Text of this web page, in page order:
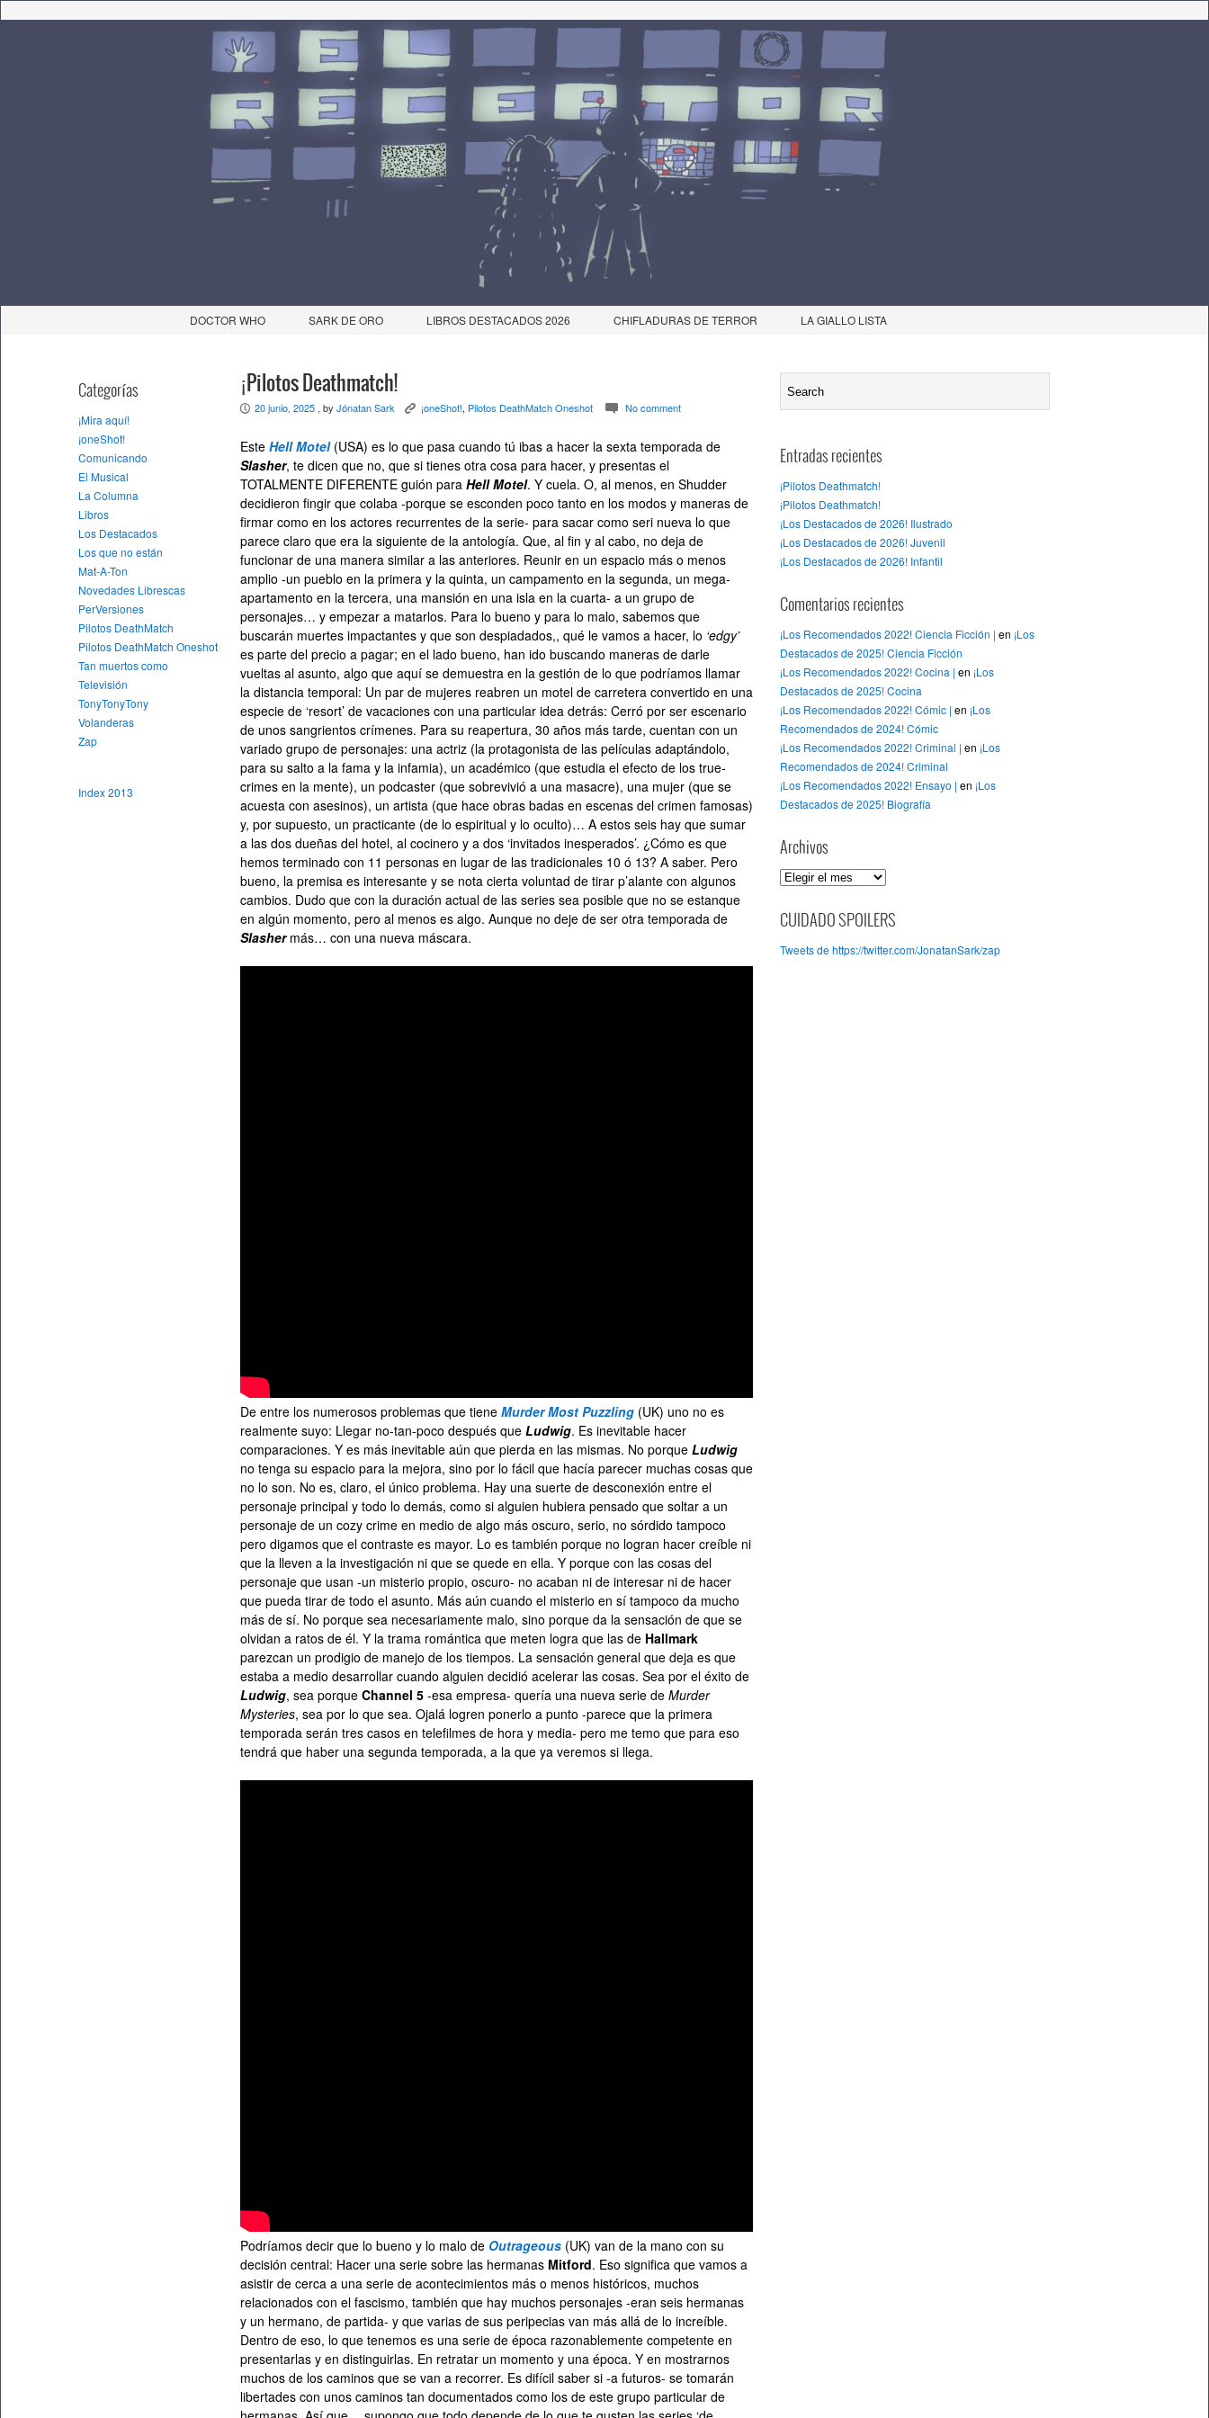
DOCTOR WHO SARK DE ORO LIBROS DESTACADOS 2026 CHIFLADURAS DE TERROR LA GIALLO LISTA
Categorías
¡Mira aquí!
¡oneShot!
Comunicando
El Musical
La Columna
Libros
Los Destacados
Los que no están
Mat-A-Ton
Novedades Librescas
PerVersiones
Pilotos DeathMatch
Pilotos DeathMatch Oneshot
Tan muertos como
Televisión
TonyTonyTony
Volanderas
Zap
Index 2013
¡Pilotos Deathmatch!
P 20 junio, 2025 , by Jónatan Sark K ¡oneShot!, Pilotos DeathMatch Oneshot c No comment
Este Hell Motel(USA) es lo que pasa cuando tú ibas a hacer la sexta temporada de
Slasher, te dicen que no, que si tienes otra cosa para hacer, y presentas el
TOTALMENTE DIFERENTE guión para Hell Motel. Y cuela. O, al menos, en Shudder
decidieron fingir que colaba -porque se esconden poco tanto en los modos y maneras de
firmar como en los actores recurrentes de la serie- para sacar como seri nueva lo que
parece claro que era la siguiente de la antología. Que, al fin y al cabo, no deja de
funcionar de una manera similar a las anteriores. Reunir en un espacio más o menos
amplio -un pueblo en la primera y la quinta, un campamento en la segunda, un mega-
apartamento en la tercera, una mansión en una isla en la cuarta- a un grupo de
personajes… y empezar a matarlos. Para lo bueno y para lo malo, sabemos que
buscarán muertes impactantes y que son despiadados,, qué le vamos a hacer, lo ‘edgy’
es parte del precio a pagar; en el lado bueno, han ido buscando maneras de darle
vueltas al asunto, algo que aquí se demuestra en la gestión de lo que podríamos llamar
la distancia temporal: Un par de mujeres reabren un motel de carretera convertido en una
especie de ‘resort’ de vacaciones con una particular idea detrás: Cerró por ser escenario
de unos sangrientos crímenes. Para su reapertura, 30 años más tarde, cuentan con un
variado grupo de personajes: una actriz (la protagonista de las películas adaptándolo,
para su salto a la fama y la infamia), un académico (que estudia el efecto de los true-
crimes en la mente), un podcaster (que sobrevivió a una masacre), una mujer (que se
acuesta con asesinos), un artista (que hace obras badas en escenas del crimen famosas)
y, por supuesto, un practicante (de lo espiritual y lo oculto)… A estos seis hay que sumar
a las dos dueñas del hotel, al cocinero y a dos ‘invitados inesperados’. ¿Cómo es que
hemos terminado con 11 personas en lugar de las tradicionales 10 ó 13? A saber. Pero
bueno, la premisa es interesante y se nota cierta voluntad de tirar p’alante con algunos
cambios. Dudo que con la duración actual de las series sea posible que no se estanque
en algún momento, pero al menos es algo. Aunque no deje de ser otra temporada de
Slasher más… con una nueva máscara.
De entre los numerosos problemas que tiene Murder Most Puzzling (UK) uno no es
realmente suyo: Llegar no-tan-poco después que Ludwig. Es inevitable hacer
comparaciones. Y es más inevitable aún que pierda en las mismas. No porque Ludwig
no tenga su espacio para la mejora, sino por lo fácil que hacía parecer muchas cosas que
no lo son. No es, claro, el único problema. Hay una suerte de desconexión entre el
personaje principal y todo lo demás, como si alguien hubiera pensado que soltar a un
personaje de un cozy crime en medio de algo más oscuro, serio, no sórdido tampoco
pero digamos que el contraste es mayor. Lo es también porque no logran hacer creíble ni
que la lleven a la investigación ni que se quede en ella. Y porque con las cosas del
personaje que usan -un misterio propio, oscuro- no acaban ni de interesar ni de hacer
que pueda tirar de todo el asunto. Más aún cuando el misterio en sí tampoco da mucho
más de sí. No porque sea necesariamente malo, sino porque da la sensación de que se
olvidan a ratos de él. Y la trama romántica que meten logra que las de Hallmark
parezcan un prodigio de manejo de los tiempos. La sensación general que deja es que
estaba a medio desarrollar cuando alguien decidió acelerar las cosas. Sea por el éxito de
Ludwig, sea porque Channel 5 -esa empresa- quería una nueva serie de Murder
Mysteries, sea por lo que sea. Ojalá logren ponerlo a punto -parece que la primera
temporada serán tres casos en telefilmes de hora y media- pero me temo que para eso
tendrá que haber una segunda temporada, a la que ya veremos si llega.
Podríamos decir que lo bueno y lo malo de Outrageous (UK) van de la mano con su
decisión central: Hacer una serie sobre las hermanas Mitford. Eso significa que vamos a
asistir de cerca a una serie de acontecimientos más o menos históricos, muchos
relacionados con el fascismo, también que hay muchos personajes -eran seis hermanas
y un hermano, de partida- y que varias de sus peripecias van más allá de lo increíble.
Dentro de eso, lo que tenemos es una serie de época razonablemente competente en
presentarlas y en distinguirlas. En retratar un momento y una época. Y en mostrarnos
muchos de los caminos que se van a recorrer. Es difícil saber si -a futuros- se tomarán
libertades con unos caminos tan documentados como los de este grupo particular de
Entradas recientes
¡Pilotos Deathmatch!
¡Pilotos Deathmatch!
¡Los Destacados de 2026! Ilustrado
¡Los Destacados de 2026! Juvenil
¡Los Destacados de 2026! Infantil
Comentarios recientes
¡Los Recomendados 2022! Ciencia Ficción | en ¡Los
Destacados de 2025! Ciencia Ficción
¡Los Recomendados 2022! Cocina | en ¡Los
Destacados de 2025! Cocina
¡Los Recomendados 2022! Cómic | en ¡Los
Recomendados de 2024! Cómic
¡Los Recomendados 2022! Criminal | en ¡Los
Recomendados de 2024! Criminal
¡Los Recomendados 2022! Ensayo | en ¡Los
Destacados de 2025! Biografía
Archivos
A
c
i
CUIDADO SPOILERS
Tweets de https://twitter.com/JonatanSark/zap